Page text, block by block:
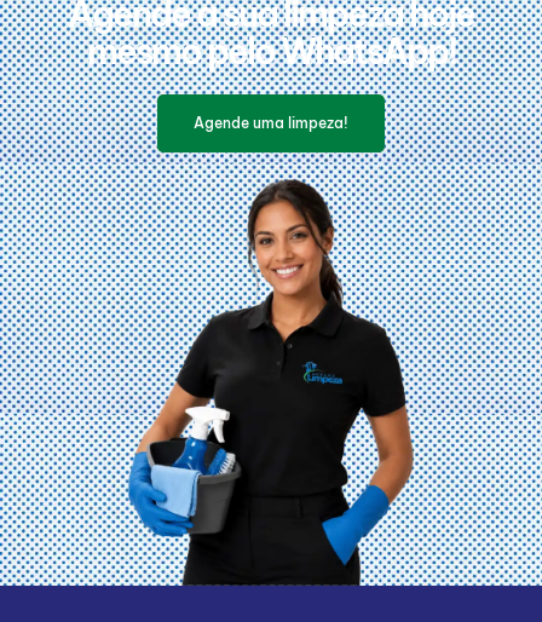
Agende a sua limpeza hoje
mesmo pelo WhatsApp!
Agende uma limpeza!